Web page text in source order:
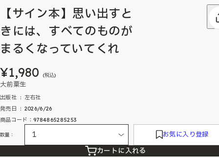
【サイン本】思い出すと
きには、すべてのものが
まるくなっていてくれ
¥1,980 (税込)
大前粟生
出版社 ‏ : ‎ 左右社
発売日 ‏ : ‎ 2026/6/26
商品コード：9784865285253
数量： お気に入り登録
カートに入れる